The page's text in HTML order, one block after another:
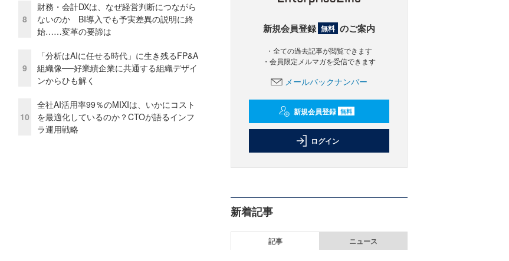
8
財務・会計DXは、なぜ経営判断につながら
ないのか BI導入でも予実差異の説明に終
始……変革の要諦は
9
「分析はAIに任せる時代」に生き残るFP&A
組織像──好業績企業に共通する組織デザイ
ンからひも解く
10
全社AI活用率99％のMIXIは、いかにコスト
を最適化しているのか？CTOが語るインフ
ラ運用戦略
新規会員登録 無料 のご案内
・全ての過去記事が閲覧できます
・会員限定メルマガを受信できます
メールバックナンバー
新規会員登録 無料
ログイン
新着記事
記事 ニュース